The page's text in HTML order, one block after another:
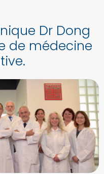
Dr Dong
de médecine